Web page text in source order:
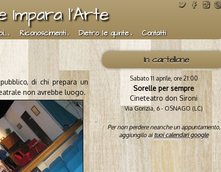
Impara l'Arte
Riconoscimenti Dietro le quinte Contatti
In cartellone
Sabato 11 aprile, ore 21:00
Sorelle per sempre
Cineteatro don Sironi
Via Gorizia, 6 - OSNAGO (LC)
Per non perdere neanche un appuntamento,
aggiungilo ai tuoi calendari google
di chi prepara un
non avrebbe luogo.